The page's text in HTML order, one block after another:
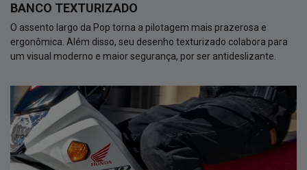
BANCO TEXTURIZADO
O assento largo da Pop torna a pilotagem mais prazerosa e
ergonômica. Além disso, seu desenho texturizado colabora para
um visual moderno e maior segurança, por ser antideslizante.